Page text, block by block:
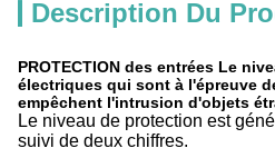
Description Du
PROTECTION des entrées Le
électriques qui sont à l'épreuve
empêchent l'intrusion d'objets
Le niveau de protection est
suivi de deux chiffres.